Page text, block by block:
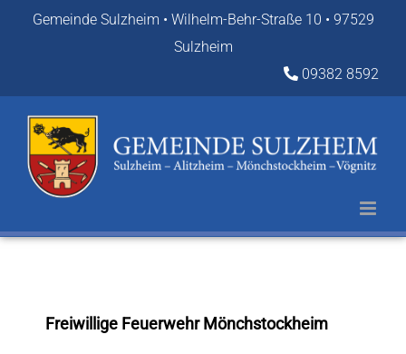
Gemeinde Sulzheim • Wilhelm-Behr-Straße 10 • 97529
Sulzheim
09382 8592
Freiwillige Feuerwehr Mönchstockheim